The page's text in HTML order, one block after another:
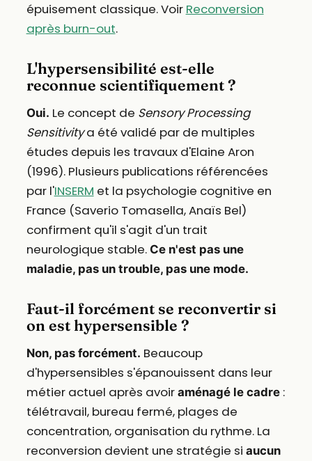
épuisement classique. Voir Reconversion
après burn-out.
L'hypersensibilité est-elle
reconnue scientifiquement ?
Oui. Le concept de Sensory Processing
Sensitivitya été validé par de multiples
études depuis les travaux d'Elaine Aron
(1996). Plusieurs publications référencées
par l'INSERM et la psychologie cognitive en
France (Saverio Tomasella, Anaïs Bel)
confirment qu'il s'agit d'un trait
neurologique stable. Ce n'est pas une
maladie, pas un trouble, pas une mode.
Faut-il forcément se reconvertir si
on est hypersensible ?
Non, pas forcément. Beaucoup
d'hypersensibles s'épanouissent dans leur
métier actuel après avoir aménagé le cadre:
télétravail, bureau fermé, plages de
concentration, organisation du rythme. La
reconversion devient une stratégie si aucun